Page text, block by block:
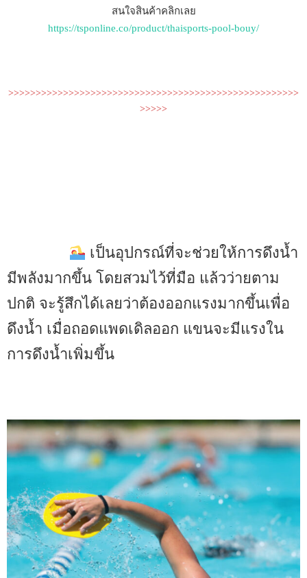
สนใจสินค้าคลิกเลย
https://tsponline.co/product/thaisports-pool-bouy/
>>>>>>>>>>>>>>>>>>>>>>>>>>>>>>>>>>>>>>>>>>>>>>>>>>>>>
>>>>>
เป็นอุปกรณ์ที่จะช่วยให้การดึงน้ำ
มีพลังมากขึ้น โดยสวมไว้ที่มือ แล้วว่ายตาม
ปกติ จะรู้สึกได้เลยว่าต้องออกแรงมากขึ้นเพื่อ
ดึงน้ำ เมื่อถอดแพดเดิลออก แขนจะมีแรงใน
การดึงน้ำเพิ่มขึ้น